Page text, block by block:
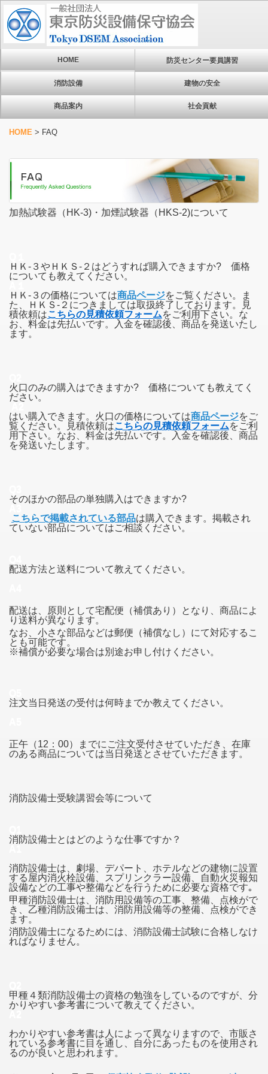
HOME 防災センター要員講習
消防設備 建物の安全
商品案内 社会貢献
HOME > FAQ
加熱試験器（HK-3)・加煙試験器（HKS-2)について
ＨＫ-３やＨＫＳ-２はどうすれば購入できますか? 価格
についても教えてください。
ＨＫ-３ の価格については商品ページをご覧ください。ま
た、ＨＫＳ-２につきましては取扱終了しております。見
積依頼はこちらの見積依頼フォームをご利用下さい。な
お、料金は先払いです。入金を確認後、商品を発送いたし
ます。
火口のみの購入はできますか? 価格についても教えてく
ださい。
はい購入できます。火口の価格については商品ページをご
覧ください。見積依頼はこちらの見積依頼フォームをご利
用下さい。なお、料金は先払いです。入金を確認後、商品
を発送いたします。
そのほかの部品の単独購入はできますか?
こちらで掲載されている部品は購入できます。掲載され
ていない部品についてはご相談ください。
配送方法と送料について教えてください。
配送は、原則として宅配便（補償あり）となり、商品によ
り送料が異なります。
なお、小さな部品などは郵便（補償なし）にて対応するこ
とも可能です。
※補償が必要な場合は別途お申し付けください。
注文当日発送の受付は何時までか教えてください。
正午（12：00）までにご注文受付させていただき、在庫
のある商品については当日発送とさせていただきます。
消防設備士受験講習会等について
消防設備士とはどのような仕事ですか？
消防設備士は、劇場、デパート、ホテルなどの建物に設置
する屋内消火栓設備、スプリンクラー設備、自動火災報知
設備などの工事や整備などを行うために必要な資格です｡
甲種消防設備士は、消防用設備等の工事、整備、点検がで
き、乙種消防設備士は、消防用設備等の整備、点検ができ
ます。
消防設備士になるためには、消防設備士試験に合格しなけ
ればなりません。
甲種４類消防設備士の資格の勉強をしているのですが、分
かりやすい参考書について教えてください。
わかりやすい参考書は人によって異なりますので、市販さ
れている参考書に目を通し、自分にあったものを使用され
るのが良いと思われます。